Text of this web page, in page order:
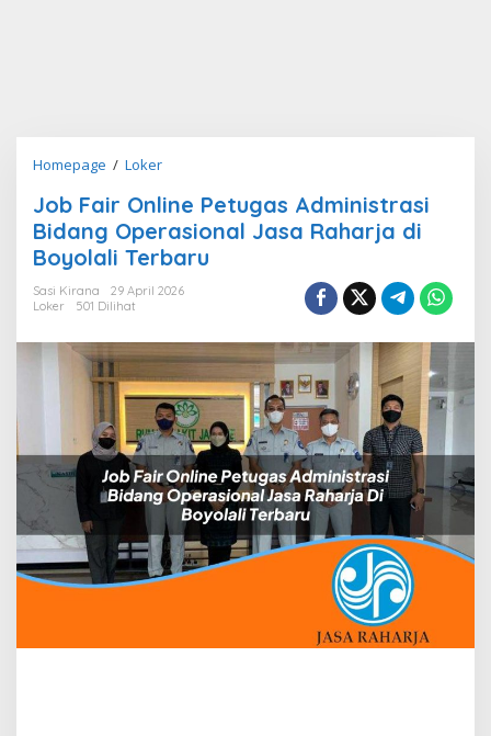
Homepage / LokerJob
Online
Petugas
Administrasi
Operasional
Raharja
di
Boyolali
Terbaru
Job Fair Online Petugas Administrasi
Bidang Operasional Jasa Raharja di
Boyolali Terbaru
Sasi Kirana
29 April 2026
Loker
501 Dilihat